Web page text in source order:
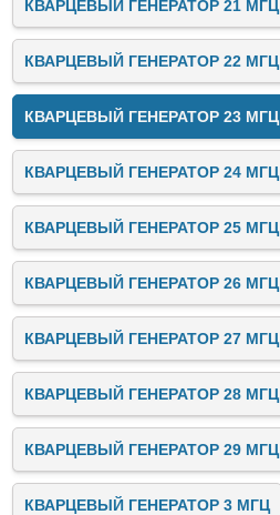
КВАРЦЕВЫЙ ГЕНЕРАТОР 21 МГЦ
КВАРЦЕВЫЙ ГЕНЕРАТОР 22 МГЦ
КВАРЦЕВЫЙ ГЕНЕРАТОР 23 МГЦ
КВАРЦЕВЫЙ ГЕНЕРАТОР 24 МГЦ
КВАРЦЕВЫЙ ГЕНЕРАТОР 25 МГЦ
КВАРЦЕВЫЙ ГЕНЕРАТОР 26 МГЦ
КВАРЦЕВЫЙ ГЕНЕРАТОР 27 МГЦ
КВАРЦЕВЫЙ ГЕНЕРАТОР 28 МГЦ
КВАРЦЕВЫЙ ГЕНЕРАТОР 29 МГЦ
КВАРЦЕВЫЙ ГЕНЕРАТОР 3 МГЦ